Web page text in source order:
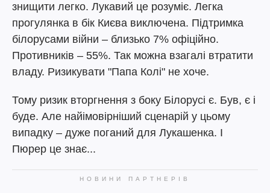
знищити легко. Лукавий це розуміє. Легка
прогулянка в бік Києва виключена. Підтримка
білорусами війни – близько 7% офіційно.
Противників – 55%. Так можна взагалі втратити
владу. Ризикувати "Папа Колі" не хоче.
Тому ризик вторгнення з боку Білорусі є. Був, є і
буде. Але найімовірніший сценарій у цьому
випадку – дуже поганий для Лукашенка. І
Пюрер це знає...